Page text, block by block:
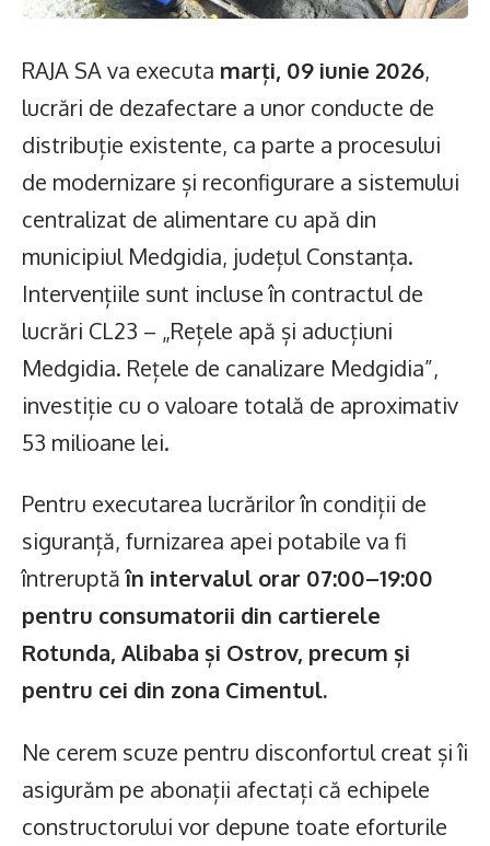
RAJA SA va executa marți, 09 iunie 2026,
lucrări de dezafectare a unor conducte de
distribuție existente, ca parte a procesului
de modernizare și reconfigurare a sistemului
centralizat de alimentare cu apă din
municipiul Medgidia, județul Constanța.
Intervențiile sunt incluse în contractul de
lucrări CL23 – „Rețele apă și aducțiuni
Medgidia. Rețele de canalizare Medgidia”,
investiție cu o valoare totală de aproximativ
53 milioane lei.
Pentru executarea lucrărilor în condiții de
siguranță, furnizarea apei potabile va fi
întreruptăîn intervalul orar 07:00–19:00
pentru consumatorii din cartierele
Rotunda, Alibaba și Ostrov, precum și
pentru cei din zona Cimentul.
Ne cerem scuze pentru disconfortul creat și îi
asigurăm pe abonații afectați că echipele
constructorului vor depune toate eforturile